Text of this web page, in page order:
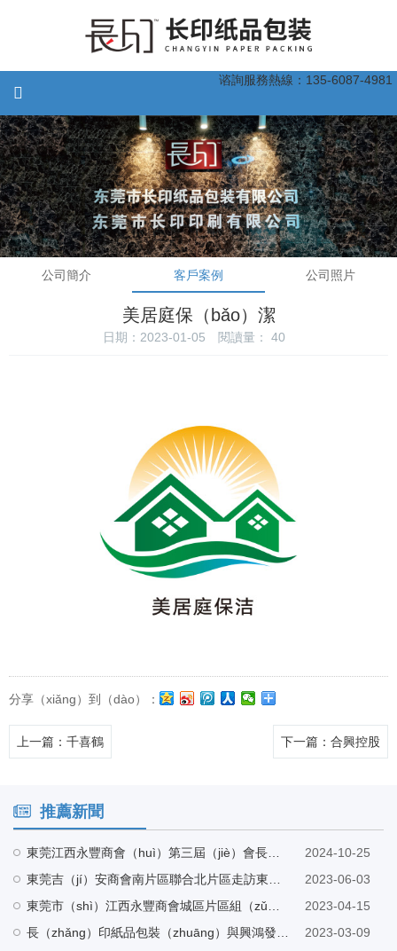
谘詢服務熱線：135-6087-4981
公司簡介 客戶案例 公司照片
美居庭保（bǎo）潔
日期：2023-01-05 閱讀量： 40
分享（xiǎng）到（dào）：
上一篇 ：千喜鶴 下一篇 ：合興控股
推薦新聞
2024-10-25
2023-06-03
2023-04-15
2023-03-09